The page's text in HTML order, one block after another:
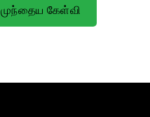
முந்தைய கேள்வி